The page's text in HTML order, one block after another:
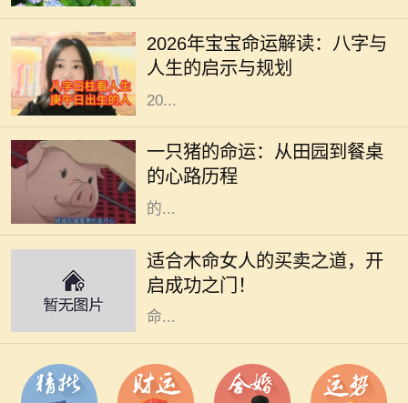
2026年宝宝命运解读：八字与
人生的启示与规划
一直以来备受关注。每一个新生命的
降临，都与其出生年份、月份、日期
和时间紧密相连。从这个角度出发，
20...
一只猪的命运：从田园到餐桌
的心路历程
在阳光明媚的午后，农田里传来阵阵
悦耳的叫声，一只肥胖的猪悠然自得
地在泥土中打滚。它的生活似乎无忧
无虑，每天享受着阳光、青草和农民
的...
适合木命女人的买卖之道，开
启成功之门！
木命女人在五行中代表着生机与创造
力，她们通常具有强烈的好奇心和创
造精神，适合从事与艺术、教育、咨
询等相关的行业。本文将深入探讨木
命...